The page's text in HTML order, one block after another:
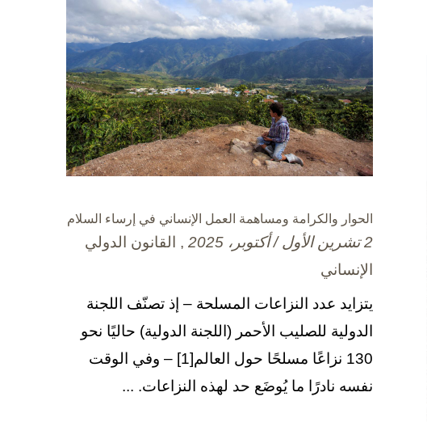
الحوار والكرامة ومساهمة العمل الإنساني في إرساء السلام
2 تشرين الأول / أكتوبر، 2025
, القانون الدولي
الإنساني
يتزايد عدد النزاعات المسلحة – إذ تصنّف اللجنة
الدولية للصليب الأحمر (اللجنة الدولية) حاليًا نحو
130 نزاعًا مسلحًا حول العالم[1] – وفي الوقت
نفسه نادرًا ما يُوضَع حد لهذه النزاعات. ...